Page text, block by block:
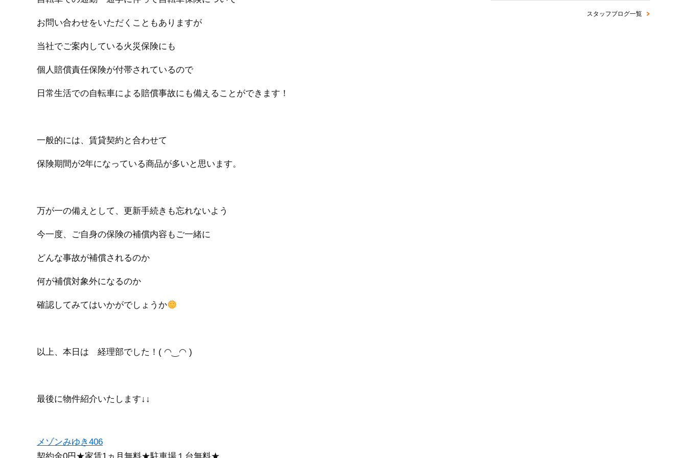
お問い合わせをいただくこともありますが
当社でご案内している火災保険にも
個人賠償責任保険が付帯されているので
日常生活での自転車による賠償事故にも備えることができます！
一般的には、賃貸契約と合わせて
保険期間が2年になっている商品が多いと思います。
万が一の備えとして、更新手続きも忘れないよう
今一度、ご自身の保険の補償内容もご一緒に
どんな事故が補償されるのか
何が補償対象外になるのか
確認してみてはいかがでしょうか
以上、本日は 経理部でした！( ◠‿◠ )
最後に物件紹介いたします↓↓
メゾンみゆき406
スタッフブログ一覧